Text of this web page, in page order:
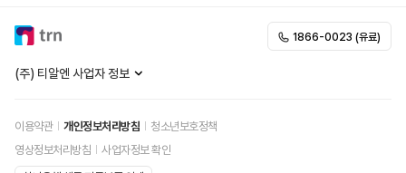
(주) 티알엔 사업자 정보
이용약관 개인정보처리방침
청소년보호정책
영상정보처리방침
사업자정보 확인
1866-0023 (유료)